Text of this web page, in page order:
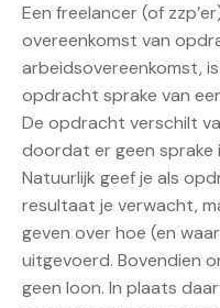
Een freelancer (of
overeenkomst van
arbeidsovereenkomst,
opdracht sprake van
De opdracht verschilt
doordat er geen sprake
Natuurlijk geef je als
resultaat je verwacht,
geven over hoe (en
uitgevoerd. Bovendien
geen loon. In plaats